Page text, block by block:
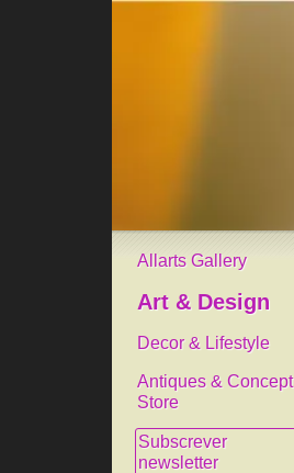
Allarts Gallery
Art & Design
Decor & Lifestyle
Antiques & Concept
Store
Subscrever
newsletter